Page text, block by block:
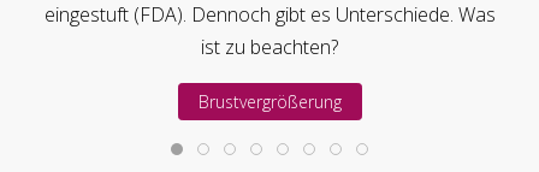
eingestuft (FDA). Dennoch gibt es Unterschiede. Was
ist zu beachten?
Brustvergrößerung